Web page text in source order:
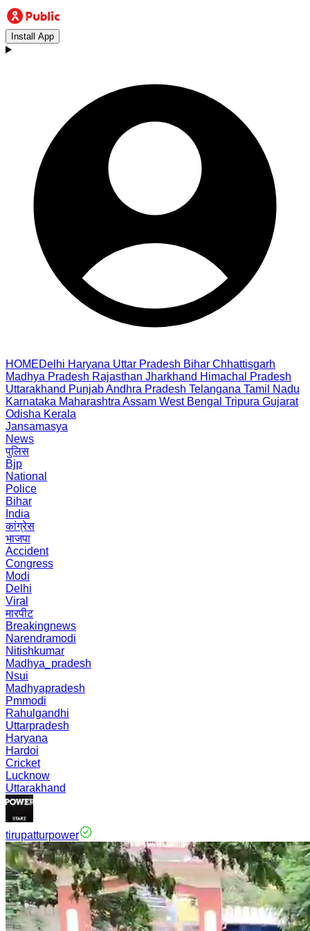
Install App
HOMEDelhi Haryana Uttar Pradesh Bihar Chhattisgarh
Madhya Pradesh Rajasthan Jharkhand Himachal Pradesh
Uttarakhand PunjabAndhra Pradesh Telangana Tamil Nadu
Karnataka Maharashtra Assam West Bengal Tripura Gujarat
Odisha Kerala
Jansamasya
News
पुलिस
Bjp
National
Police
Bihar
India
कांग्रेस
भाजपा
Accident
Congress
Modi
Delhi
Viral
मारपीट
Breakingnews
Narendramodi
Nitishkumar
Madhya_pradesh
Nsui
Madhyapradesh
Pmmodi
Rahulgandhi
Uttarpradesh
Haryana
Hardoi
Cricket
Lucknow
Uttarakhand
tirupatturpower